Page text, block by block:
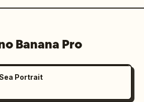
Banana Pro
Portrait